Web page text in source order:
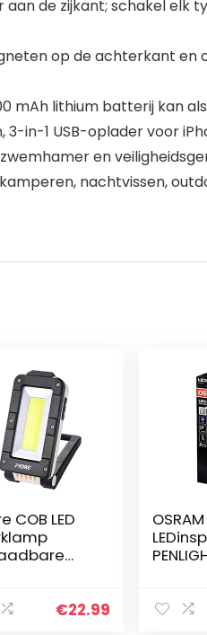
de zijkant; schakel elk
op de achterkant en
mAh lithium batterij kan
in-1 USB-oplader voor
en
nachtvissen,
COB LED
&
€22.99
OSRAM